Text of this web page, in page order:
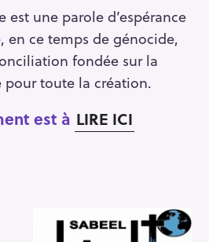
est une parole d’espérance
en ce temps de génocide,
fondée sur la
pour toute la création.
est à LIRE ICI